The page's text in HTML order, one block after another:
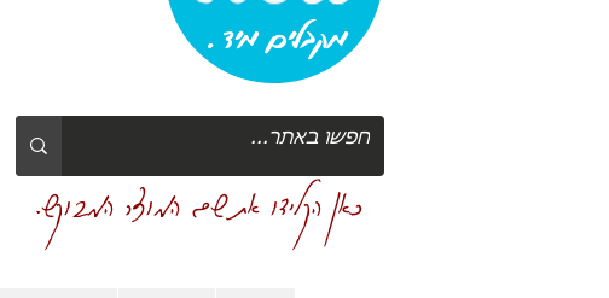
מקבלים מיד.
כאן הקלידו את שם המוצר המבוקש.